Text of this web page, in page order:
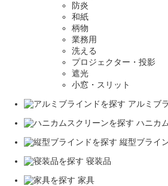
防炎
和紙
柄物
業務用
洗える
プロジェクター・投影
遮光
小窓・スリット
アルミブ
ハニカ
縦型ブライ
寝装品
家具